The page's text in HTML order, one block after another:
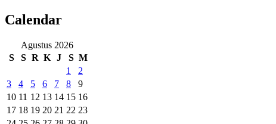
Calendar
Agustus 2026
S
S R K J S M
1
2
3
4 5 6 7 8
9
10 11 12 13 14 15 16
17 18 19 20 21 22 23